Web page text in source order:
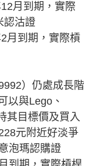
月到期，實際
認沽證
月到期，實際槓
）仍處成長階
以與Lego、
其目標價及買入
元附近好淡爭
泡瑪認購證